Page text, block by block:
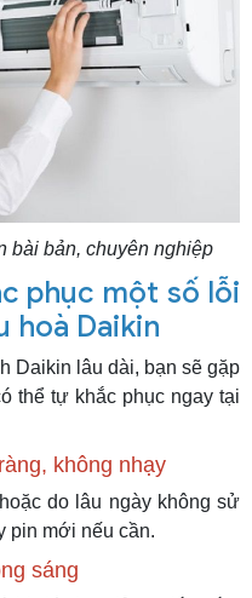
bài bản, chuyên nghiệp
phục một số lỗi
hoà Daikin
Daikin lâu dài, bạn sẽ gặp
thể tự khắc phục ngay tại
không nhạy
do lâu ngày không sử
pin mới nếu cần.
sáng